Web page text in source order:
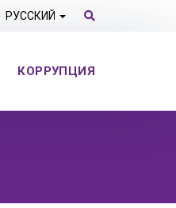
РУССКИЙ
КОРРУПЦИЯ